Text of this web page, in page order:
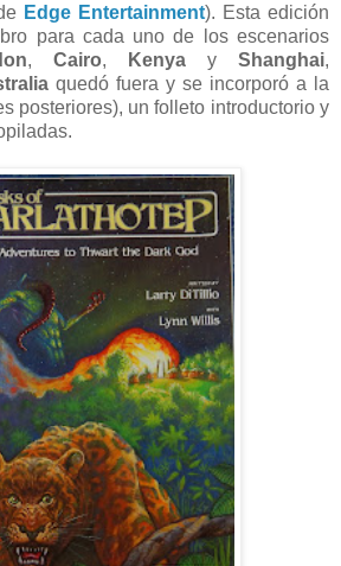
Edge Entertainment). Esta edición
para cada uno de los escenarios
, Cairo, Kenya y Shanghai,
quedó fuera y se incorporó a la
posteriores), un folleto introductorio y